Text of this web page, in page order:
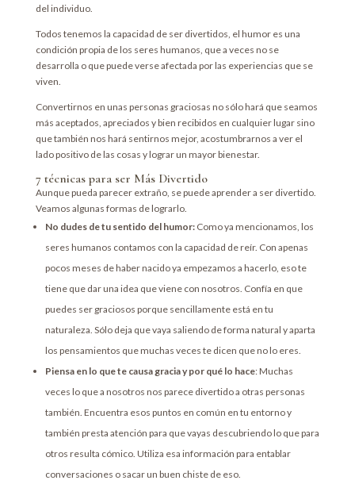
del individuo.
Todos tenemos la capacidad de ser divertidos, el humor es una
condición propia de los seres humanos, que a veces no se
desarrolla o que puede verse afectada por las experiencias que se
viven.
Convertirnos en unas personas graciosas no sólo hará que seamos
más aceptados, apreciados y bien recibidos en cualquier lugar sino
que también nos hará sentirnos mejor, acostumbrarnos a ver el
lado positivo de las cosas y lograr un mayor bienestar.
7 técnicas para ser Más Divertido
Aunque pueda parecer extraño, se puede aprender a ser divertido.
Veamos algunas formas de lograrlo.
No dudes de tu sentido del humor:Como ya mencionamos, los
seres humanos contamos con la capacidad de reír. Con apenas
pocos meses de haber nacido ya empezamos a hacerlo, eso te
tiene que dar una idea que viene con nosotros. Confía en que
puedes ser graciosos porque sencillamente está en tu
naturaleza. Sólo deja que vaya saliendo de forma natural y aparta
los pensamientos que muchas veces te dicen que no lo eres.
Piensa en lo que te causa gracia y por qué lo hace: Muchas
veces lo que a nosotros nos parece divertido a otras personas
también. Encuentra esos puntos en común en tu entorno y
también presta atención para que vayas descubriendo lo que para
otros resulta cómico. Utiliza esa información para entablar
conversaciones o sacar un buen chiste de eso.